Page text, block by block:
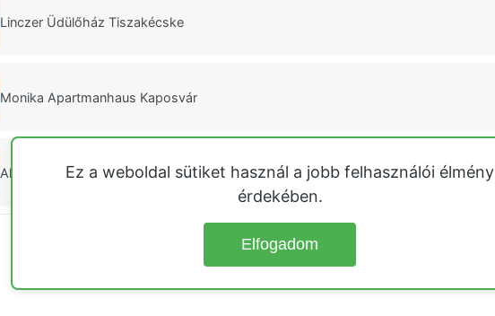
Linczer Üdülőház Tiszakécske
Monika Apartmanhaus Kaposvár
Alexandra Üdülőház Balatonmáriafürdő
Ez a weboldal sütiket használ a jobb felhasználói élmény
érdekében.
Elfogadom